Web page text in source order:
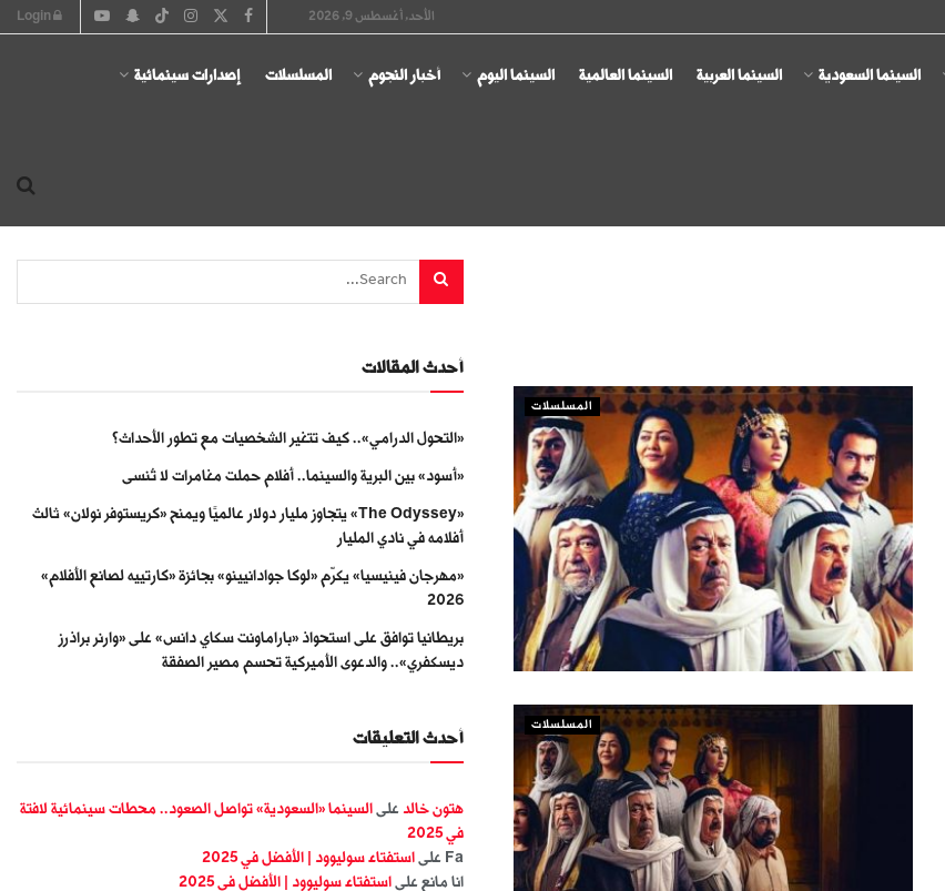
الأحد, أغسطس 9, 2026
السينما السعودية السينما العربية السينما العالمية السينما اليوم أخبار النجوم المسلسلات إصدارات سينمائية
المسلسلات
المسلسلات
أحدث المقالات
«التحول الدرامي».. كيف تتغير الشخصيات مع تطور الأحداث؟
«أسود» بين البرية والسينما.. أفلام حملت مغامرات لا تُنسى
«The Odyssey» يتجاوز مليار دولار عالميًا ويمنح «كريستوفر نولان» ثالث
أفلامه في نادي المليار
«مهرجان فينيسيا» يكرّم «لوكا جوادانيينو» بجائزة «كارتييه لصانع الأفلام»
2026
بريطانيا توافق على استحواذ «باراماونت سكاي دانس» على «وارنر براذرز
ديسكفري».. والدعوى الأميركية تحسم مصير الصفقة
أحدث التعليقات
هتون خالد على السينما «السعودية» تواصل الصعود.. محطات سينمائية لافتة
في 2025
Fa على استفتاء سوليوود | الأفضل في 2025
انا مانع على استفتاء سوليوود | الأفضل في 2025